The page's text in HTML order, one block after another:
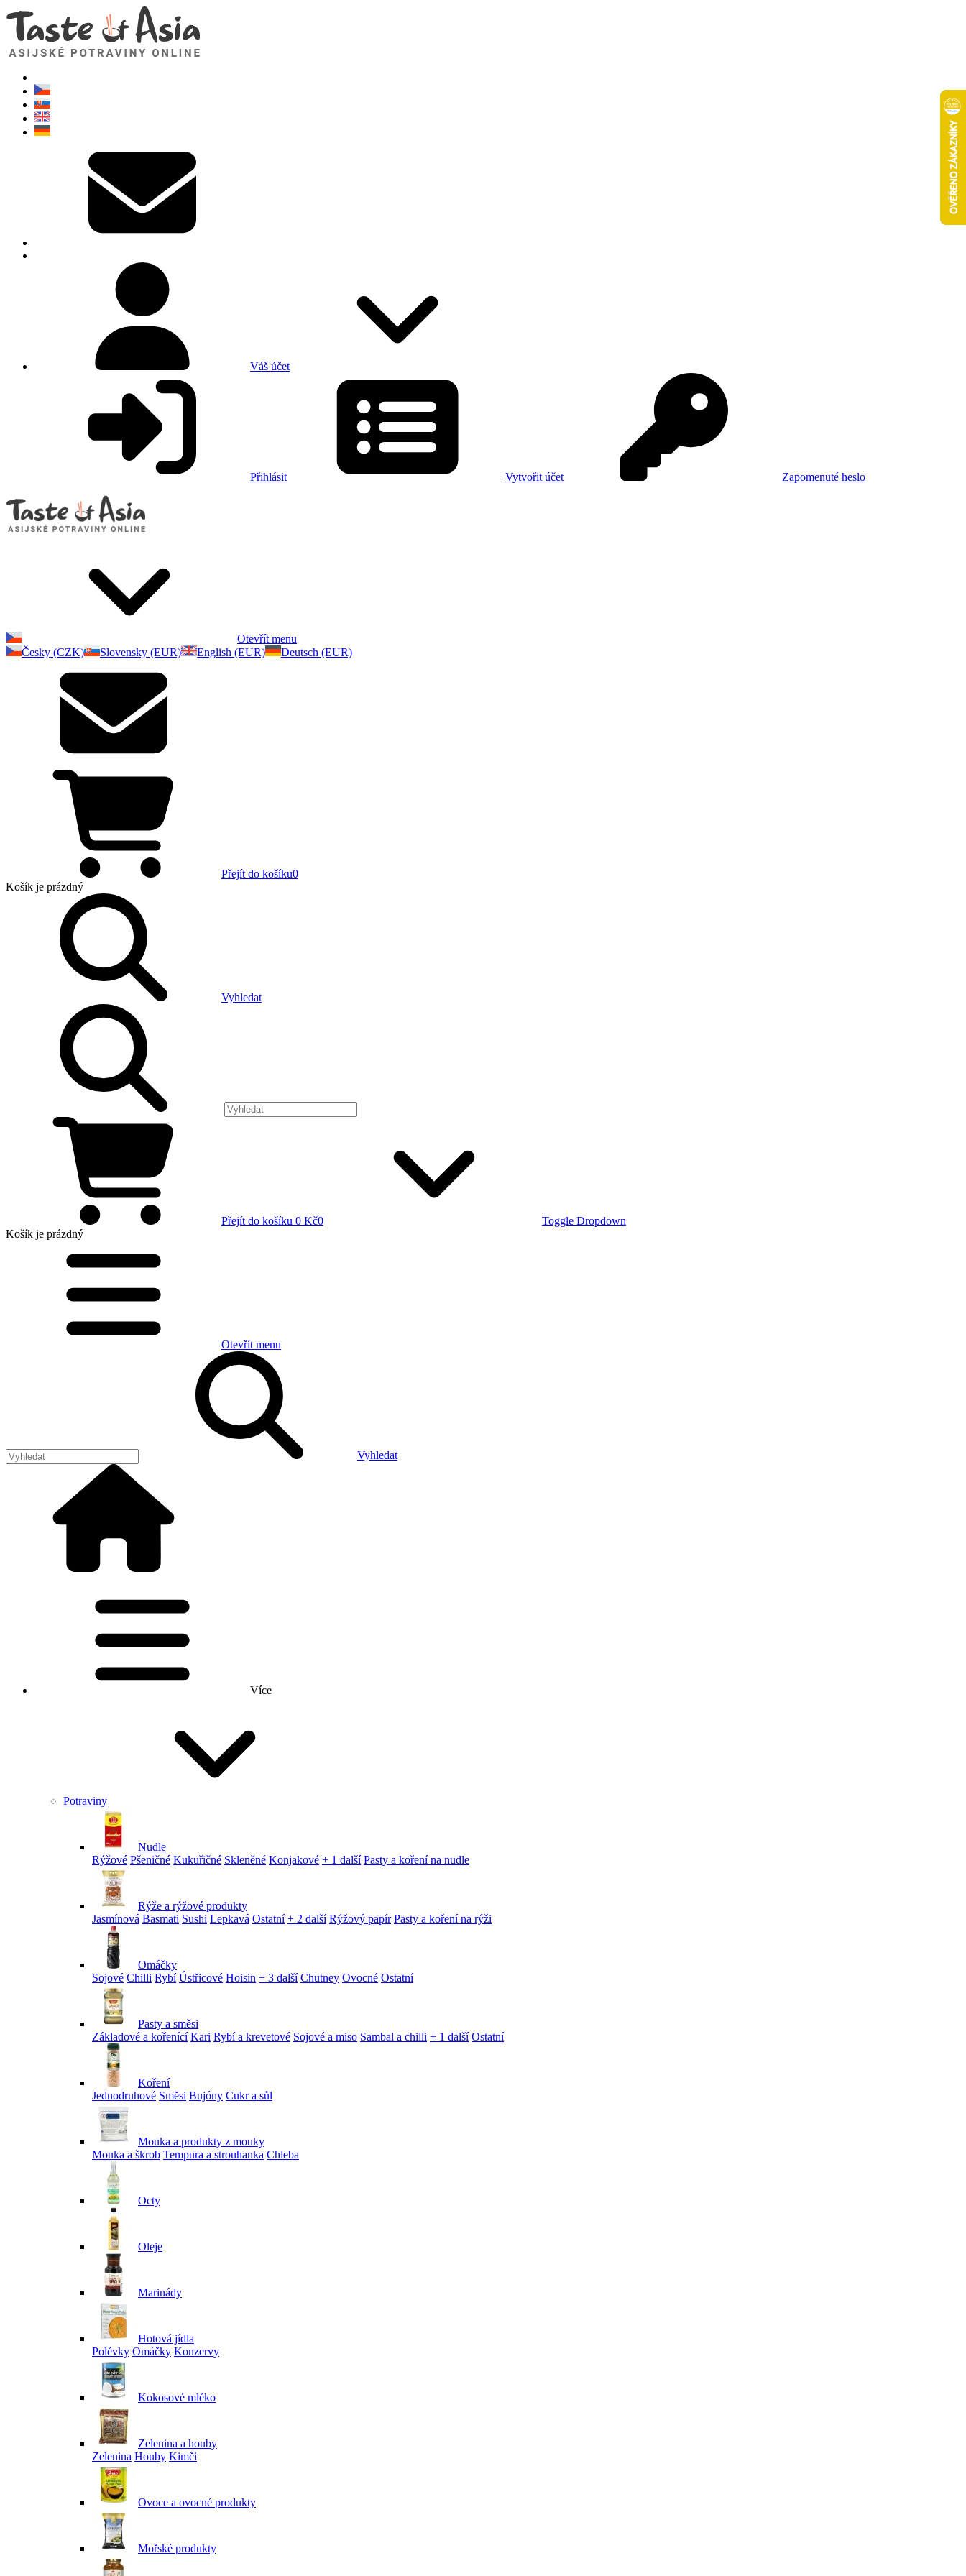
Váš účet
Přihlásit Vytvořit účet Zapomenuté heslo
Otevřít menu
Česky (CZK)
Slovensky (EUR) English (EUR) Deutsch (EUR)
Přejít do košíku0
Košík je prázdný
Vyhledat
Přejít do košíku 0 Kč0
Toggle Dropdown
Košík je prázdný
Otevřít menu
Vyhledat
Více
Potraviny
Nudle
Rýžové Pšeničné Kukuřičné Skleněné Konjakové + 1 další Pasty a koření na nudle
Rýže a rýžové produkty
Jasmínová Basmati Sushi Lepkavá Ostatní + 2 další Rýžový papír Pasty a koření na rýži
Omáčky
Sojové Chilli Rybí Ústřicové Hoisin + 3 další Chutney Ovocné Ostatní
Pasty a směsi
Základové a kořenící Kari Rybí a krevetové Sojové a miso Sambal a chilli + 1 další Ostatní
Koření
Jednodruhové Směsi Bujóny Cukr a sůl
Mouka a produkty z mouky
Mouka a škrob Tempura a strouhanka Chleba
Octy
Oleje
Marinády
Hotová jídla
Polévky Omáčky Konzervy
Kokosové mléko
Zelenina a houby
Zelenina Houby Kimči
Ovoce a ovocné produkty
Mořské produkty